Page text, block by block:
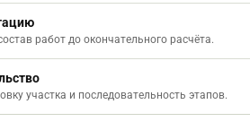
работ до окончательного расчёта.
участка и последовательность этапов.